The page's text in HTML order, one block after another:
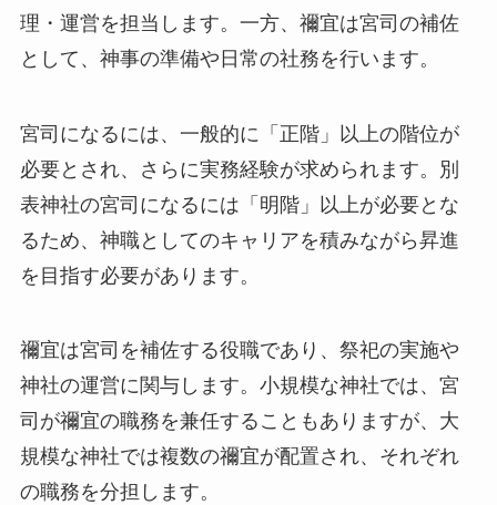
理・運営を担当します。一方、禰宜は宮司の補佐
として、神事の準備や日常の社務を行います。
宮司になるには、一般的に「正階」以上の階位が
必要とされ、さらに実務経験が求められます。別
表神社の宮司になるには「明階」以上が必要とな
るため、神職としてのキャリアを積みながら昇進
を目指す必要があります。
禰宜は宮司を補佐する役職であり、祭祀の実施や
神社の運営に関与します。小規模な神社では、宮
司が禰宜の職務を兼任することもありますが、大
規模な神社では複数の禰宜が配置され、それぞれ
の職務を分担します。